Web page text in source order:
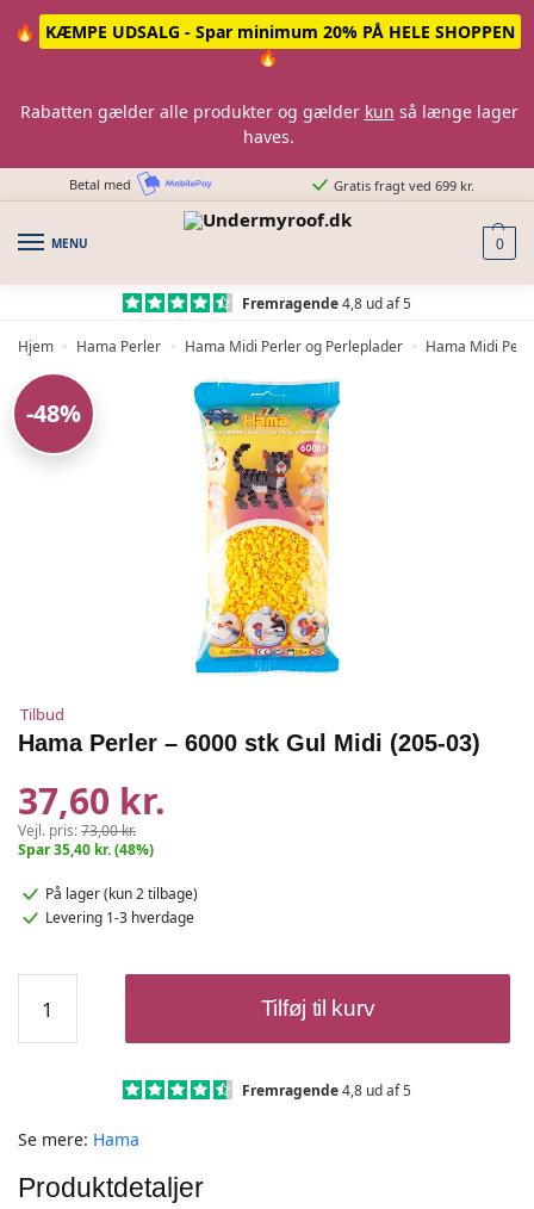
🔥
KÆMPE UDSALG - Spar minimum 20% PÅ HELE SHOPPEN
🔥
Rabatten gælder alle produkter og gælder kun så længe lager
haves.
Betal med Gratis fragt ved 699 kr.
MENU 0
Fremragende4,8 ud af 5
Hjem » Hama Perler » Hama Midi Perler og Perleplader » Hama Midi
-48%
Tilbud
Hama Perler – 6000 stk Gul Midi (205-03)
37,60 kr.
Vejl. pris:73,00 kr.
Spar 35,40 kr. (48%)
På lager(kun 2 tilbage)
Levering 1-3 hverdage
Perler
–
Midi
03)
Tilføj til kurv
Fremragende4,8 ud af 5
Se mere: Hama
Produktdetaljer